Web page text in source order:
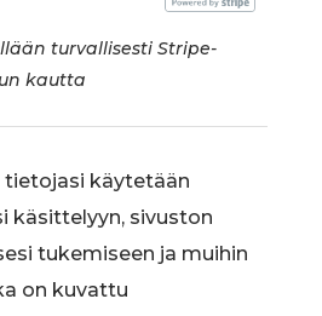
turvallisesti Stripe-
kautta
käytetään
käsittelyyn, sivuston
tukemiseen ja muihin
on kuvattu